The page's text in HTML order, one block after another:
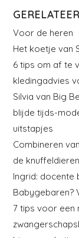
Voor de heren
Het koetje van
6 tips om af te
kledingadvies
Silvia van Big
blijde tijds-
uitstapjes
Combineren
de
Ingrid: docente
Babygebaren?
7 tips voor een